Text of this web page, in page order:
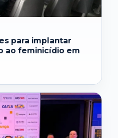
para implantar
ao feminicídio em